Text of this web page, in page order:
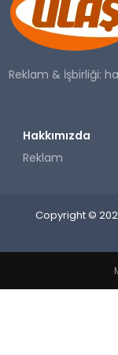
SAĞLIK
YAŞAM
Reklam & İşbirliği:
Hakkımızda
Reklam
Copyright ©